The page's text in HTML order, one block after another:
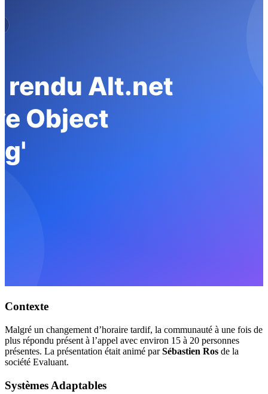
Contexte
Malgré un changement d’horaire tardif, la communauté à une fois de
plus répondu présent à l’appel avec environ 15 à 20 personnes
présentes. La présentation était animé parSébastien Ros de la
société Evaluant.
Systèmes Adaptables